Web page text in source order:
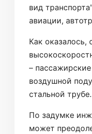
вид
авиации,
Как оказалось,
–
воздушной
стальной трубе.
По задумке
может